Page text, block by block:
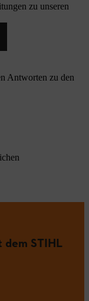
zu unseren
Antworten zu den
STIHL